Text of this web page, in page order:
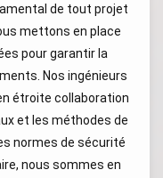
de tout projet
mettons en place
pour garantir la
Nos ingénieurs
étroite collaboration
et les méthodes de
normes de sécurité
nous sommes en